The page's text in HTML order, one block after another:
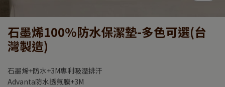
石墨烯100%防水保潔墊-多色可選(台
灣製造)
石墨烯+防水+3M專利吸溼排汗
Advanta防水透氣膜+3M